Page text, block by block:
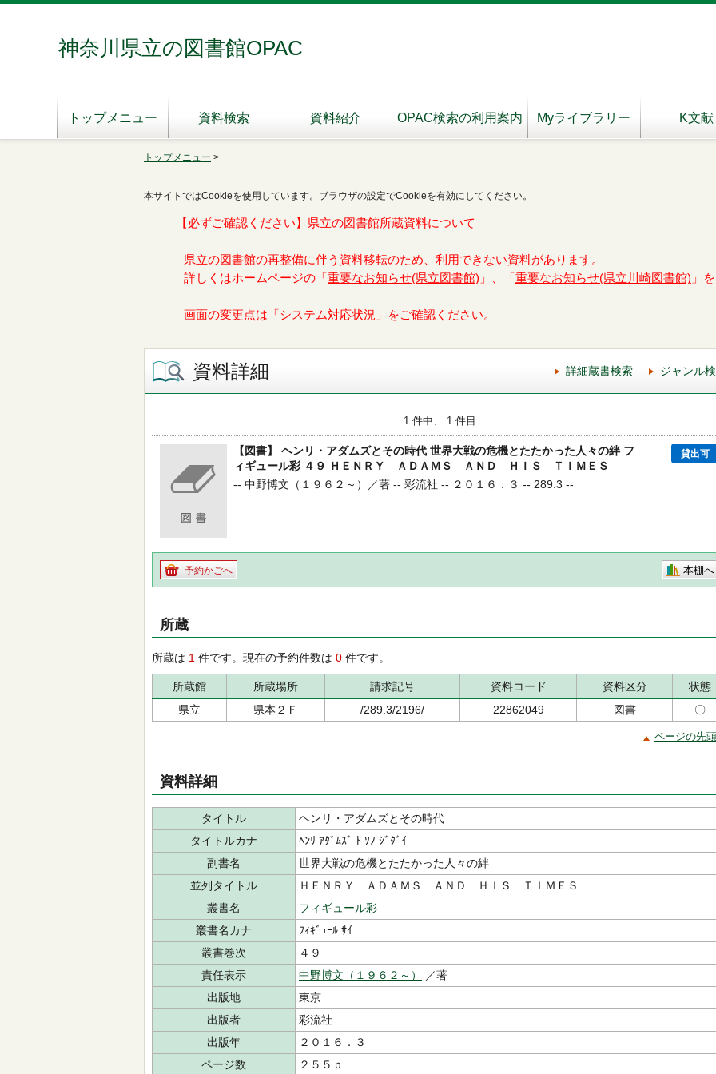
神奈川県立の図書館OPAC
トップメニュー 資料検索 資料紹介 OPAC検索の利用案内 Myライブラリー K文献
トップメニュー >
本サイトではCookieを使用しています。ブラウザの設定でCookieを有効にしてください。
【必ずご確認ください】県立の図書館所蔵資料について
県立の図書館の再整備に伴う資料移転のため、利用できない資料があります。
詳しくはホームページの「 重要なお知らせ(県立図書館) 」、「 重要なお知らせ(県立川崎図書館) 」
画面の変更点は「 システム対応状況 」をご確認ください。
資料詳細 詳細蔵書検索 ジャンル
1 件中、 1 件目
【図書】 ヘンリ・アダムズとその時代 世界大戦の危機とたたかった人々の絆 フ
ィギュール彩 ４９ ＨＥＮＲＹ ＡＤＡＭＳ ＡＮＤ ＨＩＳ ＴＩＭＥＳ
貸出可
-- 中野博文（１９６２～）／著 -- 彩流社 -- ２０１６．３ -- 289.3 --
予約かごへ 本棚へ
所蔵
所蔵は 1 件です。現在の予約件数は 0 件です。
所蔵館 所蔵場所 請求記号 資料コード 資料区分
状態
県立
県本２Ｆ /289.3/2196/ 22862049 図書 〇
ページの先
資料詳細
タイトル
ヘンリ・アダムズとその時代
タイトルカナ
ﾍﾝﾘ ｱﾀﾞﾑｽﾞ ﾄ ｿﾉ ｼﾞﾀﾞｲ
副書名
世界大戦の危機とたたかった人々の絆
並列タイトル
ＨＥＮＲＹ ＡＤＡＭＳ ＡＮＤ ＨＩＳ ＴＩＭＥＳ
叢書名
フィギュール彩
叢書名カナ
ﾌｨｷﾞｭｰﾙ ｻｲ
叢書巻次
４９
責任表示
中野博文（１９６２～）
／著
出版地
東京
出版者
彩流社
出版年
２０１６．３
ページ数
２５５ｐ